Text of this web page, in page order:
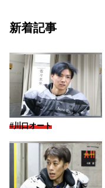
新着記事
#川口オート